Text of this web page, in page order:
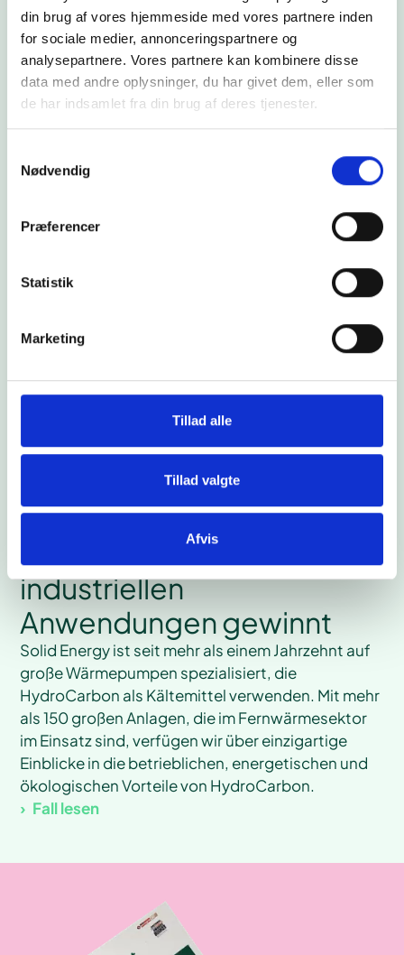
din brug af vores hjemmeside med vores partnere inden
for sociale medier, annonceringspartnere og
analysepartnere. Vores partnere kan kombinere disse
data med andre oplysninger, du har givet dem, eller som
de har indsamlet fra din brug af deres tjenester.
Nødvendig
Præferencer
Statistik
Marketing
Tillad alle
Tillad valgte
Afvis
#Wärme#Neuigkeiten
XLX: Wenn Maßstab keine
Einschränkung mehr ist —
sondern ein
Gestaltungsprinzip
Wie entwickeln wir Energielösungen, die nicht nur
sondern auch morgen mit ihnen wachsen können?
Warum HydroCarbon bei
industriellen
Anwendungen gewinnt
Solid Energy ist seit mehr als einem Jahrzehnt auf
große Wärmepumpen spezialisiert, die
HydroCarbon als Kältemittel verwenden. Mit mehr
als 150 großen Anlagen, die im Fernwärmesektor
im Einsatz sind, verfügen wir über einzigartige
Einblicke in die betrieblichen, energetischen und
ökologischen Vorteile von HydroCarbon.
Fall lesen